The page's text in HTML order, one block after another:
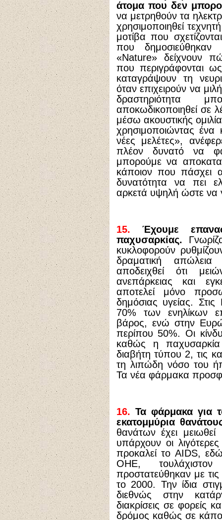
άτομα που δεν
να μετρηθούν τα
χρησιμοποιηθεί
μοτίβα που
που δημοσιεύθηκαν
«Nature» δείχνουν
που περιγράφονται
καταγράψουν τη
όταν επιχειρούν να
δραστηριότητα
αποκωδικοποιηθεί σε
μέσω ακουστικής
χρησιμοποιώντας ένα
νέες μελέτες»,
πλέον δυνατό να
μπορούμε να
κάποιον που πάσχει
δυνατότητα να πει
αρκετά υψηλή ώστε να
15. Έχουμε
παχυσαρκίας.
κυκλοφορούν
δραματική
αποδειχθεί ότι
ανεπάρκειας και
αποτελεί μόνο
δημόσιας υγείας.
70% των ενηλίκων
βάρος, ενώ στην
περίπου 50%. Οι
καθώς η παχυσαρκία
διαβήτη τύπου 2, τις
τη λιπώδη νόσο του
Τα νέα φάρμακα
16. Τα φάρμακα για
εκατομμύρια
θανάτων έχει
υπάρχουν οι
προκαλεί το AIDS,
ΟΗΕ,
προστατεύθηκαν με
το 2000. Την ίδια
διεθνώς στην
διακρίσεις σε φορείς
δρόμος καθώς σε